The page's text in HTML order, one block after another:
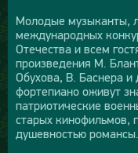
Молодые музыканты,
международных
Отечества и всем
произведения М.
Обухова, В. Баснера и
фортепиано оживут
патриотические
старых кинофильмов,
душевностью романсы.